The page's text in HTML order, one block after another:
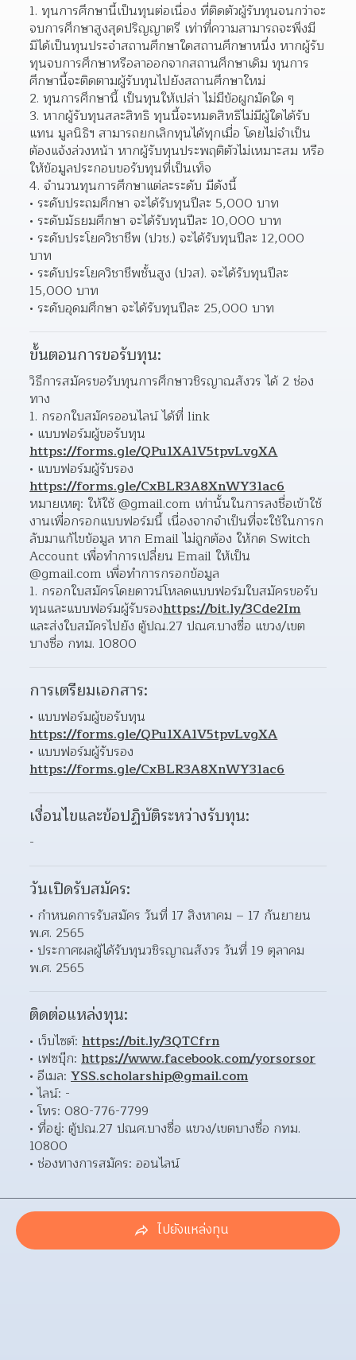
ทุนการศึกษานี้เป็นทุนต่อเนื่อง ที่ติดตัวผู้รับทุนจนกว่าจะ
จบการศึกษาสูงสุดปริญญาตรี เท่าที่ความสามารถจะพึงมี
มิได้เป็นทุนประจำสถานศึกษาใดสถานศึกษาหนึ่ง หากผู้รับ
ทุนจบการศึกษาหรือลาออกจากสถานศึกษาเดิม ทุนการ
ศึกษานี้จะติดตามผู้รับทุนไปยังสถานศึกษาใหม่
ทุนการศึกษานี้ เป็นทุนให้เปล่า ไม่มีข้อผูกมัดใด ๆ
หากผู้รับทุนสละสิทธิ ทุนนี้จะหมดสิทธิไม่มีผู้ใดได้รับ
แทน มูลนิธิฯ สามารถยกเลิกทุนได้ทุกเมื่อ โดยไม่จำเป็น
ต้องแจ้งล่วงหน้า หากผู้รับทุนประพฤติตัวไม่เหมาะสม หรือ
ให้ข้อมูลประกอบขอรับทุนที่เป็นเท็จ
จำนวนทุนการศึกษาแต่ละระดับ มีดังนี้
ระดับประถมศึกษา จะได้รับทุนปีละ 5,000 บาท
ระดับมัธยมศึกษา จะได้รับทุนปีละ 10,000 บาท
ระดับประโยควิชาชีพ (ปวช.) จะได้รับทุนปีละ 12,000
บาท
ระดับประโยควิชาชีพชั้นสูง (ปวส). จะได้รับทุนปีละ
15,000 บาท
ระดับอุดมศึกษา จะได้รับทุนปีละ 25,000 บาท
ขั้นตอนการขอรับทุน:
วิธีการสมัครขอรับทุนการศึกษาวชิรญาณสังวร ได้ 2 ช่อง
ทาง
กรอกใบสมัครออนไลน์ ได้ที่ link
https://forms.gle/QPu1XA1V5tpvLvgXA
https://forms.gle/CxBLR3A8XnWY31ac6
หมายเหตุ: ให้ใช้ @gmail.com เท่านั้นในการลงชื่อเข้าใช้
งานเพื่อกรอกแบบฟอร์มนี้ เนื่องจากจำเป็นที่จะใช้ในการก
ลับมาแก้ไขข้อมูล หาก Email ไม่ถูกต้อง ให้กด Switch
Account เพื่อทำการเปลี่ยน Email ให้เป็น
@gmail.com เพื่อทำการกรอกข้อมูล
กรอกใบสมัครโดยดาวน์โหลดแบบฟอร์มใบสมัครขอรับ
ทุนและแบบฟอร์มผู้รับรองhttps://bit.ly/3Cde2Im
และส่งใบสมัครไปยัง ตู้ปณ.27 ปณศ.บางซื่อ แขวง/เขต
บางซื่อ กทม. 10800
การเตรียมเอกสาร:
https://forms.gle/QPu1XA1V5tpvLvgXA
https://forms.gle/CxBLR3A8XnWY31ac6
เงื่อนไขและข้อปฏิบัติระหว่างรับทุน:
-
วันเปิดรับสมัคร:
กำหนดการรับสมัคร วันที่ 17 สิงหาคม – 17 กันยายน
พ.ศ. 2565
ประกาศผลผู้ได้รับทุนวชิรญาณสังวร วันที่ 19 ตุลาคม
พ.ศ. 2565
ติดต่อแหล่งทุน:
เว็บไซต์: https://bit.ly/3QTCfrn
เฟซบุ๊ก: https://www.facebook.com/yorsorsor
อีเมล: YSS.scholarship@gmail.com
ไลน์: -
โทร: 080-776-7799
ที่อยู่: ตู้ปณ.27 ปณศ.บางซื่อ แขวง/เขตบางซื่อ กทม.
10800
ช่องทางการสมัคร: ออนไลน์
ไปยังแหล่งทุน